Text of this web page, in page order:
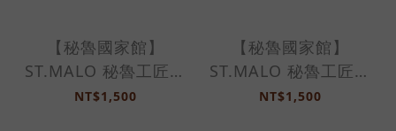
【秘魯國家館】
ST.MALO 秘魯工匠手
工原生羊駝毛繽紛糖果
NT$1,500
【秘魯國家館】
ST.MALO 秘魯工匠手
工原生羊駝毛繽紛糖果
NT$1,500